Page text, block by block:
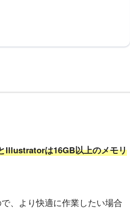
Illustratorは16GB以上のメモリ
、より快適に作業したい場合